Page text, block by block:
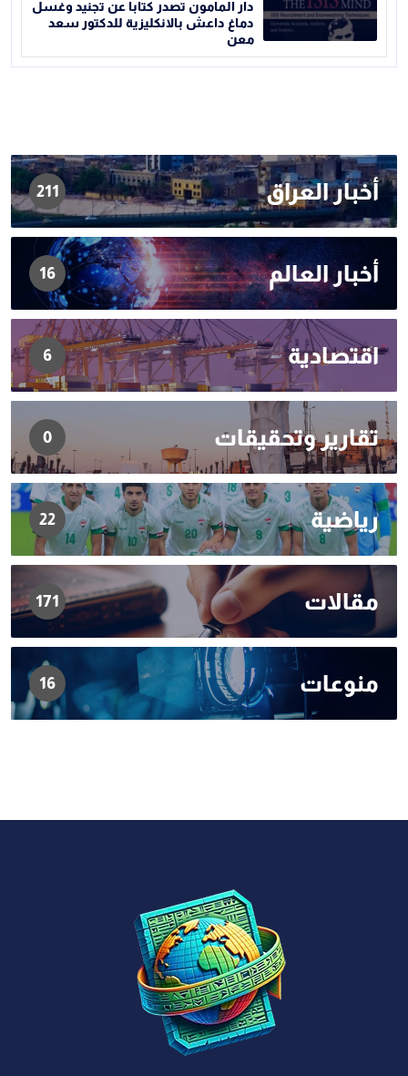
دار المامون تصدر كتابا عن تجنيد وغسل
دماغ داعش بالانكليزية للدكتور سعد
معن
أخبار العراق 211
أخبار العالم 16
اقتصادية 6
تقارير وتحقيقات 0
رياضية 22
مقالات 171
منوعات 16